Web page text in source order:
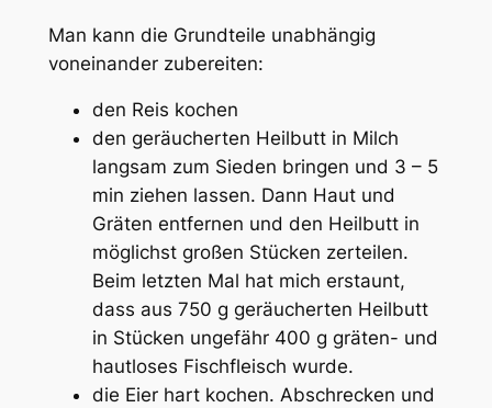
Man kann die Grundteile unabhängig
voneinander zubereiten:
den Reis kochen
den geräucherten Heilbutt in Milch
langsam zum Sieden bringen und 3 – 5
min ziehen lassen. Dann Haut und
Gräten entfernen und den Heilbutt in
möglichst großen Stücken zerteilen.
Beim letzten Mal hat mich erstaunt,
dass aus 750 g geräucherten Heilbutt
in Stücken ungefähr 400 g gräten- und
hautloses Fischfleisch wurde.
die Eier hart kochen. Abschrecken und